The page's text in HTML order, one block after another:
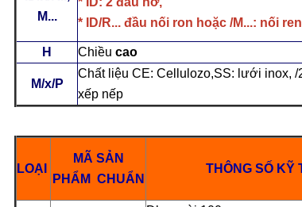
M...
* ID/R... đầu nối ron hoặc /M...: nối
H Chiều cao
M/x/P
Chất liệu CE: Cellulozo,SS: lưới inox, /
xếp nếp
LOẠI
MÃ SẢN
PHẨM CHUẨN
THÔNG SỐ KỸ
Túi Lọc Bụi Acrylic OD Lỗ